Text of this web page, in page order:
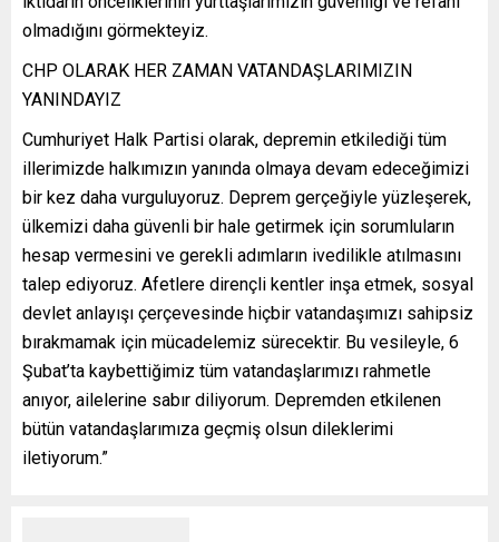
olmadığını görmekteyiz.
CHP OLARAK HER ZAMAN VATANDAŞLARIMIZIN
YANINDAYIZ
Cumhuriyet Halk Partisi olarak, depremin etkilediği tüm
illerimizde halkımızın yanında olmaya devam edeceğimizi
bir kez daha vurguluyoruz. Deprem gerçeğiyle yüzleşerek,
ülkemizi daha güvenli bir hale getirmek için sorumluların
hesap vermesini ve gerekli adımların ivedilikle atılmasını
talep ediyoruz. Afetlere dirençli kentler inşa etmek, sosyal
devlet anlayışı çerçevesinde hiçbir vatandaşımızı sahipsiz
bırakmamak için mücadelemiz sürecektir. Bu vesileyle, 6
Şubat’ta kaybettiğimiz tüm vatandaşlarımızı rahmetle
anıyor, ailelerine sabır diliyorum. Depremden etkilenen
bütün vatandaşlarımıza geçmiş olsun dileklerimi
iletiyorum.”